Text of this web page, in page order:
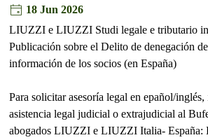
18 Jun 2026
LIUZZI e LIUZZI Studi legale e tributario
Publicación sobre el Delito de denegación
información de los socios (en España)
Para solicitar asesoría legal en epañol/
asistencia legal judicial o extrajudicial al
abogados LIUZZI e LIUZZI Italia- España: